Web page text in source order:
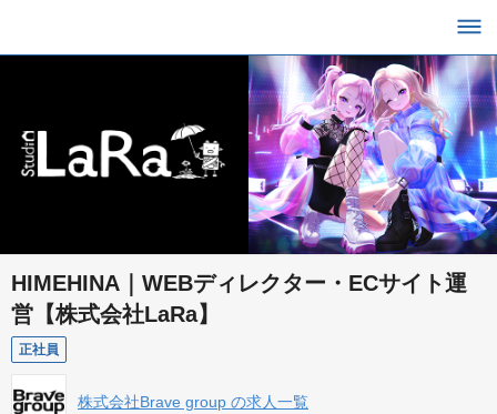
HIMEHINA｜WEBディレクター・ECサイト運
営【株式会社LaRa】
正社員
株式会社Brave group の求人一覧